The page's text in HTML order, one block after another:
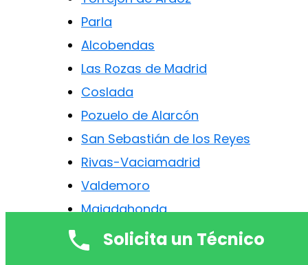
Parla
Alcobendas
Las Rozas de Madrid
Coslada
Pozuelo de Alarcón
San Sebastián de los Reyes
Rivas-Vaciamadrid
Valdemoro
Majadahonda
Collado Villalba
Aranjuez
Solicita un Técnico